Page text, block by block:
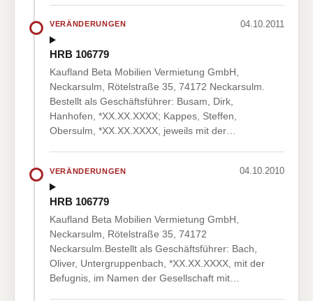
VERÄNDERUNGEN 04.10.2011
HRB 106779
Kaufland Beta Mobilien Vermietung GmbH,
Neckarsulm, Rötelstraße 35, 74172 Neckarsulm.
Bestellt als Geschäftsführer: Busam, Dirk,
Hanhofen, *XX.XX.XXXX; Kappes, Steffen,
Obersulm, *XX.XX.XXXX, jeweils mit der…
VERÄNDERUNGEN 04.10.2010
HRB 106779
Kaufland Beta Mobilien Vermietung GmbH,
Neckarsulm, Rötelstraße 35, 74172
Neckarsulm.Bestellt als Geschäftsführer: Bach,
Oliver, Untergruppenbach, *XX.XX.XXXX, mit der
Befugnis, im Namen der Gesellschaft mit…